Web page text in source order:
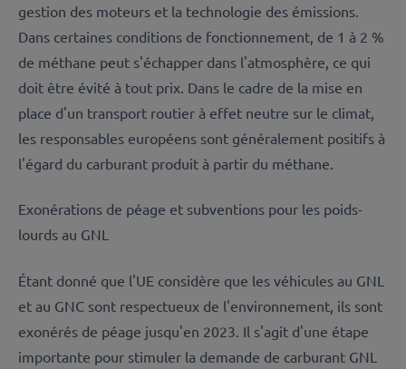
gestion des moteurs et la technologie des émissions.
Dans certaines conditions de fonctionnement, de 1 à 2 %
de méthane peut s'échapper dans l'atmosphère, ce qui
doit être évité à tout prix. Dans le cadre de la mise en
place d'un transport routier à effet neutre sur le climat,
les responsables européens sont généralement positifs à
l'égard du carburant produit à partir du méthane.
Exonérations de péage et subventions pour les poids-
lourds au GNL
Étant donné que l'UE considère que les véhicules au GNL
et au GNC sont respectueux de l'environnement, ils sont
exonérés de péage jusqu'en 2023. Il s'agit d'une étape
importante pour stimuler la demande de carburant GNL